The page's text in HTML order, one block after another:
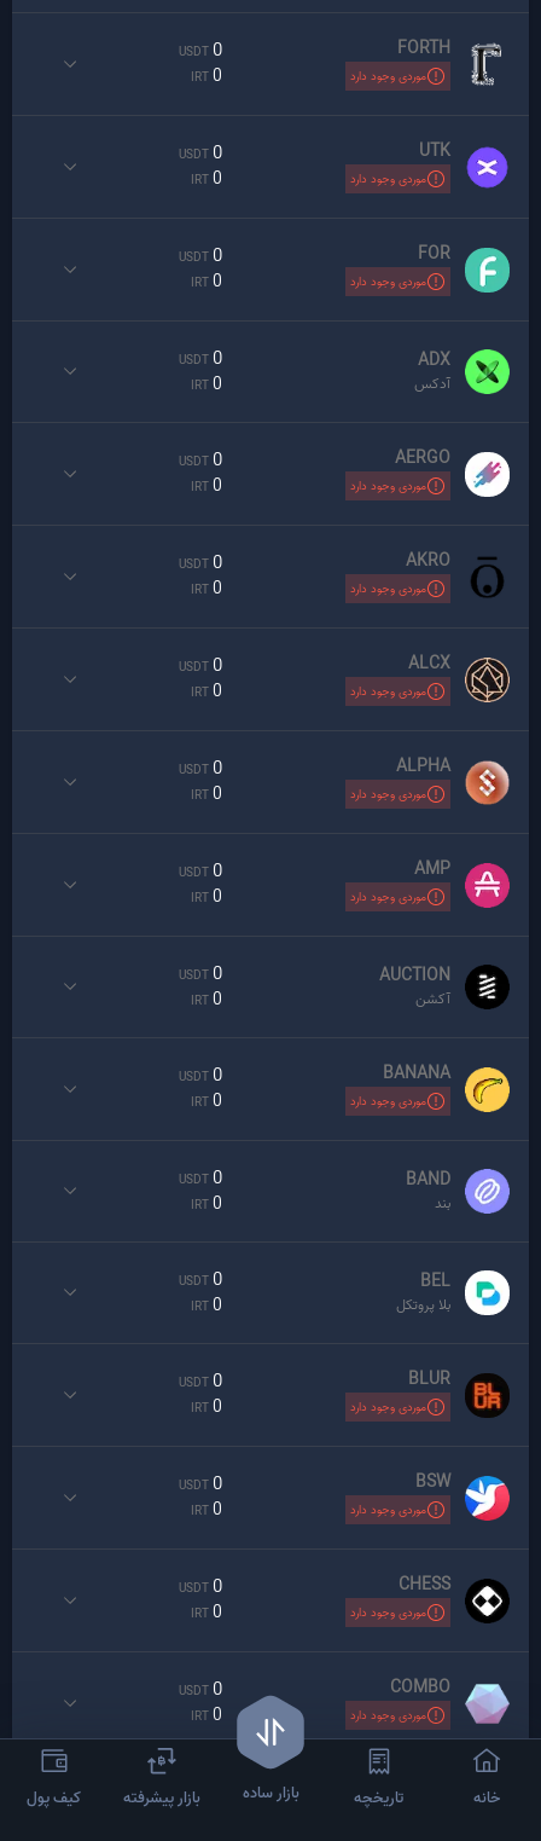
خانه تاریخچه بازار ساده بازار پیشرفته کیف پول
FORTH
موردی وجود دارد
0
USDT
0
IRT
UTK
موردی وجود دارد
0
USDT
0
IRT
FOR
موردی وجود دارد
0
USDT
0
IRT
ADX
آدکس
0
USDT
0
IRT
AERGO
موردی وجود دارد
0
USDT
0
IRT
AKRO
موردی وجود دارد
0
USDT
0
IRT
ALCX
موردی وجود دارد
0
USDT
0
IRT
ALPHA
موردی وجود دارد
0
USDT
0
IRT
AMP
موردی وجود دارد
0
USDT
0
IRT
AUCTION
آکشن
0
USDT
0
IRT
BANANA
موردی وجود دارد
0
USDT
0
IRT
BAND
بند
0
USDT
0
IRT
BEL
بلا پروتکل
0
USDT
0
IRT
BLUR
موردی وجود دارد
0
USDT
0
IRT
BSW
موردی وجود دارد
0
USDT
0
IRT
CHESS
موردی وجود دارد
0
USDT
0
IRT
COMBO
موردی وجود دارد
0
USDT
0
IRT
USDT